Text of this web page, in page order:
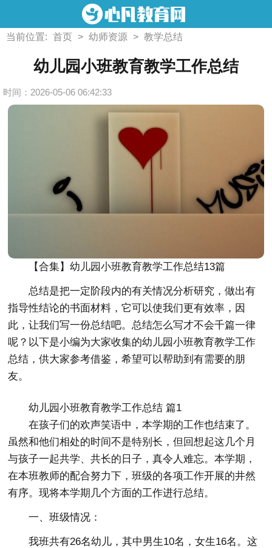
当前位置: 首页 > 幼师资源 > 教学总结
幼儿园小班教育教学工作总结
时间：2026-05-06 06:42:33
【合集】幼儿园小班教育教学工作总结13篇
总结是把一定阶段内的有关情况分析研究，做出有
指导性结论的书面材料，它可以使我们更有效率，因
此，让我们写一份总结吧。总结怎么写才不会千篇一律
呢？以下是小编为大家收集的幼儿园小班教育教学工作
总结，供大家参考借鉴，希望可以帮助到有需要的朋
友。
幼儿园小班教育教学工作总结 篇1
在孩子们的欢声笑语中，本学期的工作也结束了。
虽然和他们相处的时间不是特别长，但回想起这几个月
与孩子一起共学、共长的日子，真令人难忘。本学期，
在本班教师的配合努力下，班级的各项工作开展的井然
有序。现将本学期几个方面的工作进行总结。
一、班级情况：
我班共有26名幼儿，其中男生10名，女生16名。这